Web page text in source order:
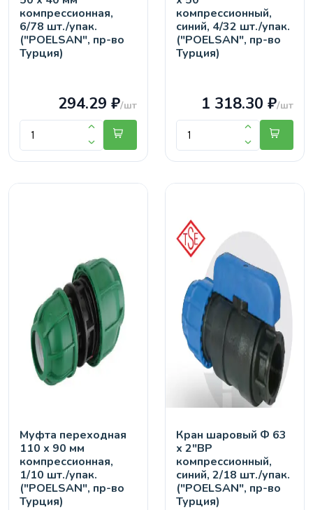
компрессионная,
6/78 шт./упак.
("POELSAN", пр-во
Турция)
294.29 ₽/шт
компрессионный,
синий, 4/32 шт./упак.
("POELSAN", пр-во
Турция)
1 318.30 ₽/шт
Муфта переходная
110 х 90 мм
компрессионная,
1/10 шт./упак.
("POELSAN", пр-во
Турция)
Кран шaровый Ф 63
х 2"ВР
компрессионный,
синий, 2/18 шт./упак.
("POELSAN", пр-во
Турция)